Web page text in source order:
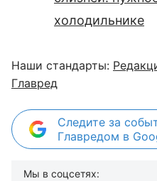
холодильнике
Наши стандарты:
Главред
Следите за
Главредом в
Мы в соцсетях: